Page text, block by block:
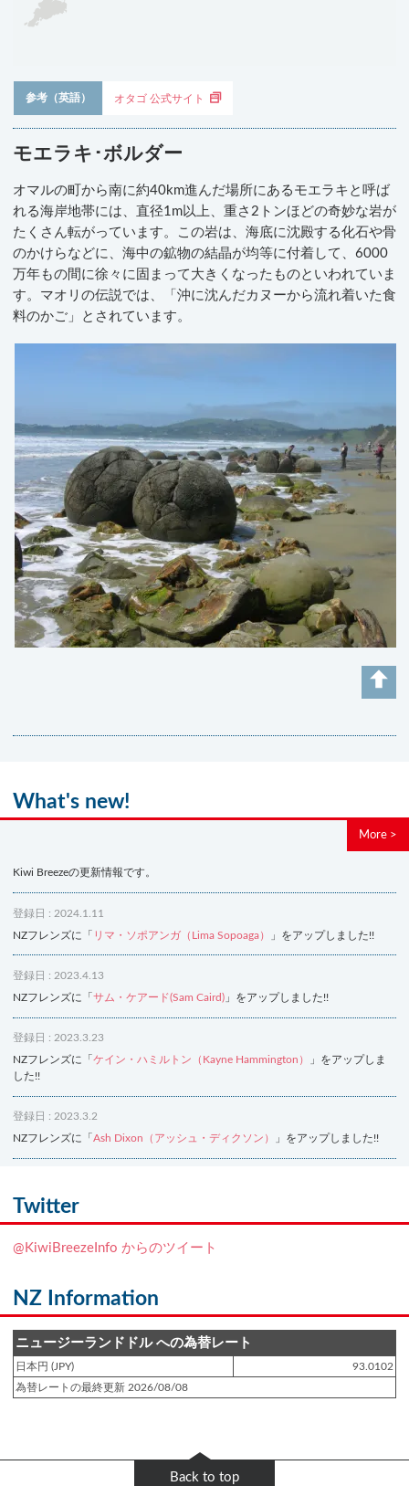
参考（英語） オタゴ 公式サイト
モエラキ･ボルダー
オマルの町から南に約40km進んだ場所にあるモエラキと呼ば
れる海岸地帯には、直径1m以上、重さ2トンほどの奇妙な岩が
たくさん転がっています。この岩は、海底に沈殿する化石や骨
のかけらなどに、海中の鉱物の結晶が均等に付着して、6000
万年もの間に徐々に固まって大きくなったものといわれていま
す。マオリの伝説では、「沖に沈んだカヌーから流れ着いた食
料のかご」とされています。
What's new!
More >
Kiwi Breezeの更新情報です。
登録日 : 2024.1.11
NZフレンズに「 リマ・ソポアンガ（Lima Sopoaga） 」をアップしました!!
登録日 : 2023.4.13
NZフレンズに「 サム・ケアード(Sam Caird) 」をアップしました!!
登録日 : 2023.3.23
NZフレンズに「 ケイン・ハミルトン（Kayne Hammington）
」をアップしま
した!!
登録日 : 2023.3.2
NZフレンズに「 Ash Dixon（アッシュ・ディクソン） 」をアップしました!!
NZフレンズに「
登録日 : 2019.4.10
登録日 : 2019.2.28
NZクッキングに「ニュージーランド産キウイの酢の物
登録日 : 2019.2.4
Twitter
@KiwiBreezeInfo からのツイート
NZ Information
ニュージーランドドル への為替レート
日本円 (JPY)
93.0102
為替レートの最終更新 2026/08/08
Back to top